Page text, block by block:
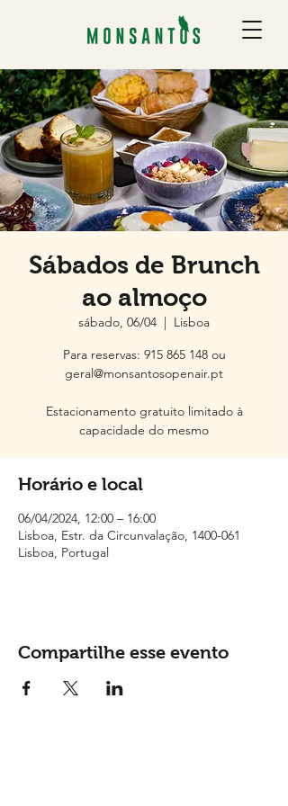
Sábados de Brunch
ao almoço
sábado, 06/04
  |
Lisboa
Para reservas: 915 865 148 ou
geral@monsantosopenair.pt
Estacionamento gratuito limitado à
capacidade do mesmo
Horário e local
06/04/2024, 12:00 – 16:00
Lisboa, Estr. da Circunvalação, 1400-061
Lisboa, Portugal
Compartilhe esse evento